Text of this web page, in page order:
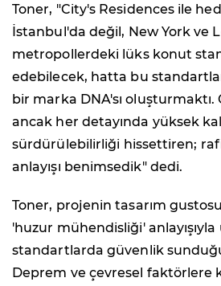
Toner, "City's Residences ile
İstanbul'da değil, New York ve
metropollerdeki lüks konut
edebilecek, hatta bu
bir marka DNA'sı
ancak her detayında yüksek
sürdürülebilirliği hissettiren;
anlayışı benimsedik" dedi.
Toner, projenin tasarım
'huzur mühendisliği' anlayışıyla
standartlarda güvenlik
Deprem ve çevresel faktörlere